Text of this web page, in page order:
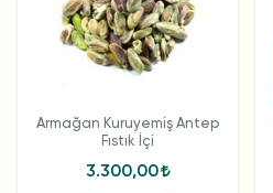
Armağan Kuruyemiş Antep
Fıstık İçi
3.300,00